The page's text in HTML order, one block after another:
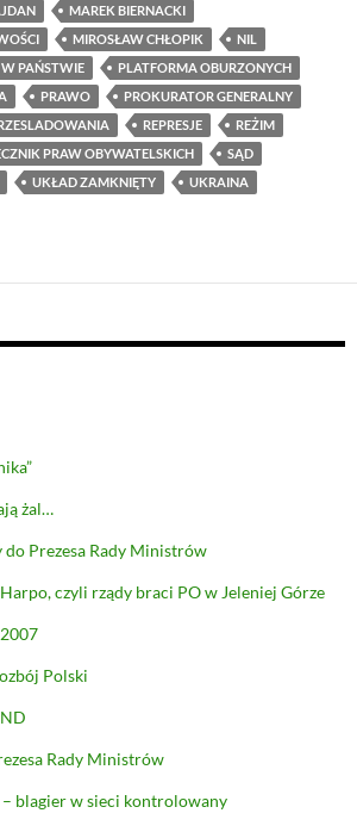
MAREK BIERNACKI
MIROSŁAW CHŁOPIK
NIL
PAŃSTWIE
PLATFORMA OBURZONYCH
PRAWO
PROKURATOR GENERALNY
REPRESJE
REŻIM
PRAW OBYWATELSKICH
SĄD
UKŁAD ZAMKNIĘTY
UKRAINA
żal…
Prezesa Rady Ministrów
czyli rządy braci PO w Jeleniej Górze
Polski
Rady Ministrów
blagier w sieci kontrolowany